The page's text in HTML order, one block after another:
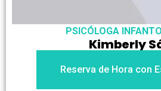
PSICÓLOGA
Kimberly
Reserva de Hora con